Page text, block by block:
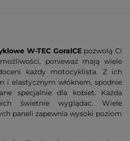
W-TEC GoralCEpozwolą Ci
ponieważ mają wiele
każdy motocyklista. Z ich
i elastycznym włóknem, spodnie
specjalnie dla kobiet. Każda
świetnie wyglądać. Wiele
paneli zapewnia wysoki poziom